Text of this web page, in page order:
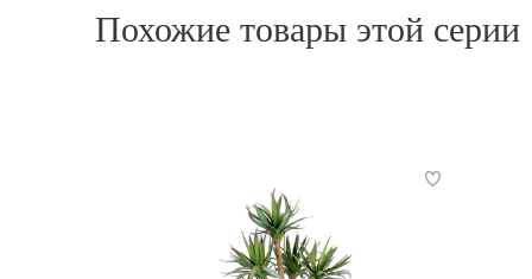
Похожие товары этой серии